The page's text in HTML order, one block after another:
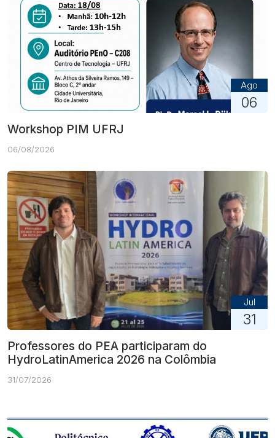
Ago
06
Workshop PIM UFRJ
06/08/2026
Jul
31
Professores do PEA participaram do
HydroLatinAmerica 2026 na Colômbia
31/07/2026